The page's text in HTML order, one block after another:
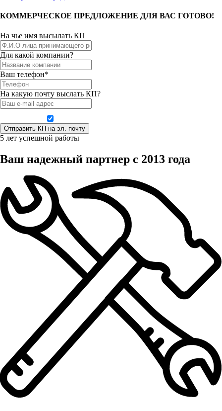
КОММЕРЧЕСКОЕ ПРЕДЛОЖЕНИЕ ДЛЯ ВАС ГОТОВО!
На чье имя высылать КП
Для какой компании?
Ваш телефон*
На какую почту выслать КП?
5 лет успешной работы
Ваш надежный партнер с 2013 года